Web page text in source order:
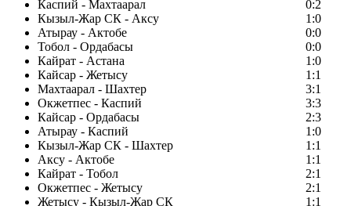
Каспий - Махтаарал
0:2
Кызыл-Жар СК - Аксу
1:0
Атырау - Актобе
0:0
Тобол - Ордабасы
0:0
Кайрат - Астана
1:0
Кайсар - Жетысу
1:1
Махтаарал - Шахтер
3:1
Окжетпес - Каспий
3:3
Кайсар - Ордабасы
2:3
Атырау - Каспий
1:0
Кызыл-Жар СК - Шахтер
1:1
Аксу - Актобе
1:1
Кайрат - Тобол
2:1
Окжетпес - Жетысу
2:1
Жетысу - Кызыл-Жар СК
1:1